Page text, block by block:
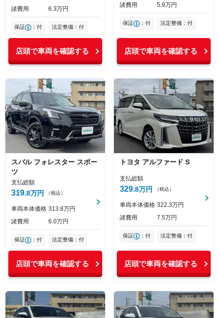
諸費用
6 3万円
保証 ：付 法定整備：付
店頭で車両を確認する
諸費用
5 9万円
保証 ：付 法定整備：付
店頭で車両を確認する
スバル フォレスター スポー
ツ
支払総額
319 8万円 （税込）
車両本体価格 313 8万円
諸費用
6 0万円
保証 ：付 法定整備：付
店頭で車両を確認する
トヨタ アルファード S
支払総額
329 8万円 （税込）
車両本体価格 322 3万円
諸費用
7 5万円
保証 ：付 法定整備：付
店頭で車両を確認する